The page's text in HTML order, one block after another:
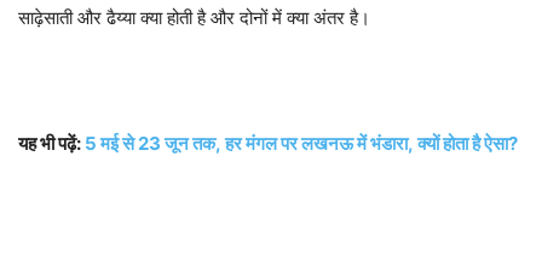
साढ़ेसाती और ढैय्या क्या होती है और दोनों में क्या अंतर है।
यह भी पढ़ें: 5 मई से 23 जून तक, हर मंगल पर लखनऊ में भंडारा, क्यों होता है ऐसा?